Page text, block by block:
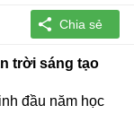
trời sáng tạo
đầu năm học